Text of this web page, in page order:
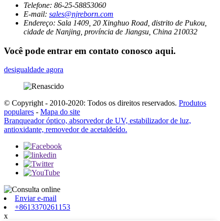
Telefone: 86-25-58853060
E-mail: sales@njreborn.com
Endereço: Sala 1409, 20 Xinghuo Road, distrito de Pukou,
cidade de Nanjing, província de Jiangsu, China 210032
Você pode entrar em contato conosco aqui.
desigualdade agora
© Copyright - 2010-2020: Todos os direitos reservados. Produtos
populares - Mapa do site
Branqueador óptico, absorvedor de UV, estabilizador de luz,
antioxidante, removedor de acetaldeído.
Enviar e-mail
+8613370261153
x